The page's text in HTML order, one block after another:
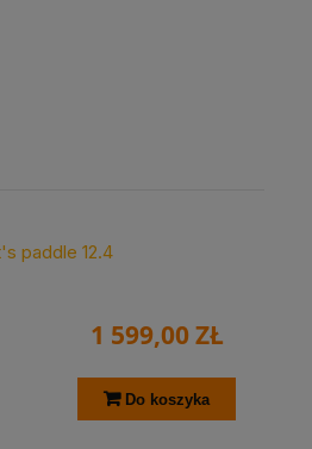
paddle 12.4
1 599,00 ZŁ
Do koszyka